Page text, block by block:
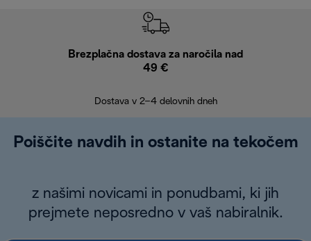
Brezplačna dostava za naročila nad
49 €
Dostava v 2–4 delovnih dneh
Poiščite navdih in ostanite na tekočem
z našimi novicami in ponudbami, ki jih
prejmete neposredno v vaš nabiralnik.